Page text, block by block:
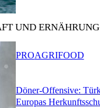
UND ERNÄHRUNG
Döner-Offensive:
Europas
PROAGRIFOOD